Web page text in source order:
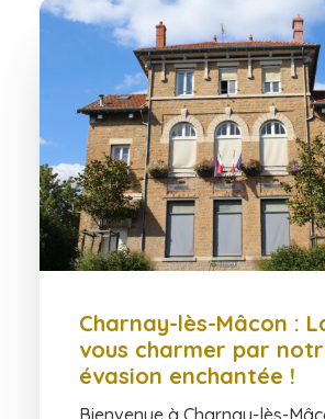
Charnay-lès-Mâcon :
vous charmer par
évasion enchantée !
Bienvenue à Charnay-lès-